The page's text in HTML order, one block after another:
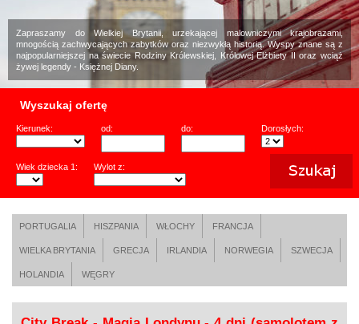
Zapraszamy do Wielkiej Brytanii, urzekającej malowniczymi krajobrazami,
mnogością zachwycających zabytków oraz niezwykłą historią. Wyspy znane są z
najpopularniejszej na świecie Rodziny Królewskiej, Królowej Elżbiety II oraz wciąż
żywej legendy - Księżnej Diany.
Wyszukaj ofertę
Kierunek: od: do: Dorosłych:
Wiek dziecka 1: Wylot z:
PORTUGALIA HISZPANIA WŁOCHY FRANCJA
WIELKA BRYTANIA GRECJA IRLANDIA NORWEGIA SZWECJA
HOLANDIA WĘGRY